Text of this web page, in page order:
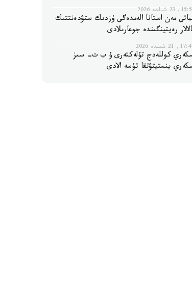
23 شىلدە 2026
مەن استانا الەمدەگى ۇزدىك ستۋدەنتتىك
رەيتينگىندە جوعارىلادى
21 شىلدە 2026
كوللەدج تۇلەكتەرى ۇ ب ت- سىز
ينستيتۋتقا تۇسە الادى